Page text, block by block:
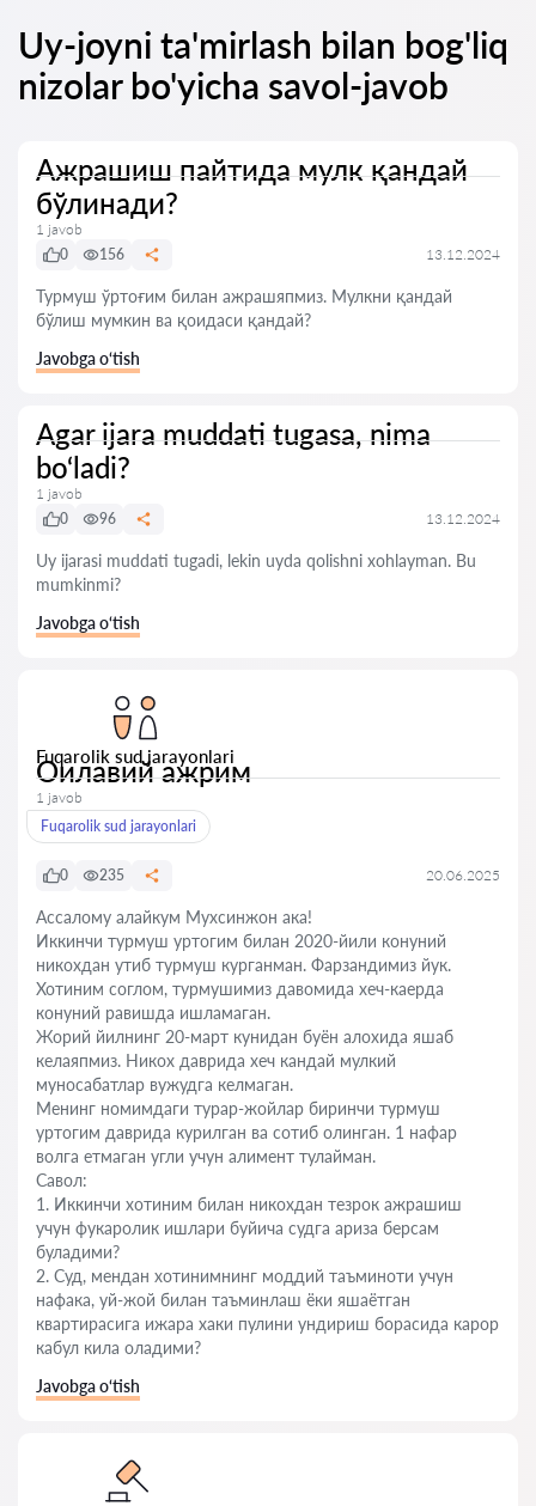
Uy-joyni ta'mirlash bilan bog'liq
nizolar bo'yicha savol-javob
Ажрашиш пайтида мулк қандай
бўлинади?
1 javob
0
156 13.12.2024
Турмуш ўртоғим билан ажрашяпмиз. Мулкни қандай
бўлиш мумкин ва қоидаси қандай?
Javobga o‘tish
Agar ijara muddati tugasa, nima
bo‘ladi?
1 javob
0
96 13.12.2024
Uy ijarasi muddati tugadi, lekin uyda qolishni xohlayman. Bu
mumkinmi?
Javobga o‘tish
Fuqarolik sud jarayonlari
Оилавий ажрим
1 javob
Fuqarolik sud jarayonlari
0 235 20.06.2025
Ассалому алайкум Мухсинжон ака!
Иккинчи турмуш уртогим билан 2020-йили конуний
никохдан утиб турмуш курганман. Фарзандимиз йук.
Хотиним соглом, турмушимиз давомида хеч-каерда
конуний равишда ишламаган.
Жорий йилнинг 20-март кунидан буён алохида яшаб
келаяпмиз. Никох даврида хеч кандай мулкий
муносабатлар вужудга келмаган.
Менинг номимдаги турар-жойлар биринчи турмуш
уртогим даврида курилган ва сотиб олинган. 1 нафар
волга етмаган угли учун алимент тулайман.
Савол:
1. Иккинчи хотиним билан никохдан тезрок ажрашиш
учун фукаролик ишлари буйича судга ариза берсам
буладими?
2. Суд, мендан хотинимнинг моддий таъминоти учун
нафака, уй-жой билан таъминлаш ёки яшаётган
квартирасига ижара хаки пулини ундириш борасида карор
кабул кила оладими?
Javobga o‘tish